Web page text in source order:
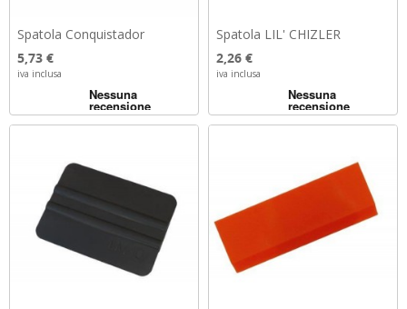
Spatola Conquistador
Prezzo
5,73 €
iva inclusa
Spatola LIL' CHIZLER
Prezzo
2,26 €
iva inclusa